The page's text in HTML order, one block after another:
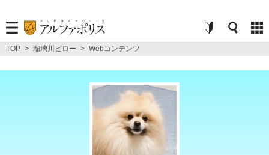
TOP > 瑠璃川ピロー > Webコンテンツ